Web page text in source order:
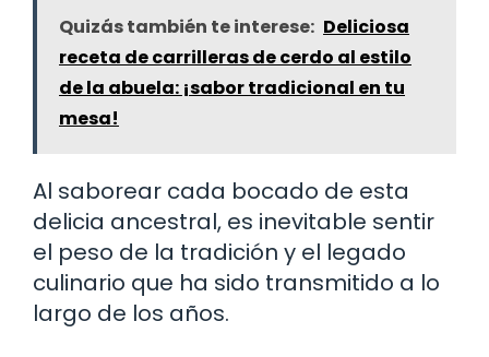
Quizás también te interese: Deliciosa
receta de carrilleras de cerdo al estilo
de la abuela: ¡sabor tradicional en tu
mesa!
Al saborear cada bocado de esta
delicia ancestral, es inevitable sentir
el peso de la tradición y el legado
culinario que ha sido transmitido a lo
largo de los años.